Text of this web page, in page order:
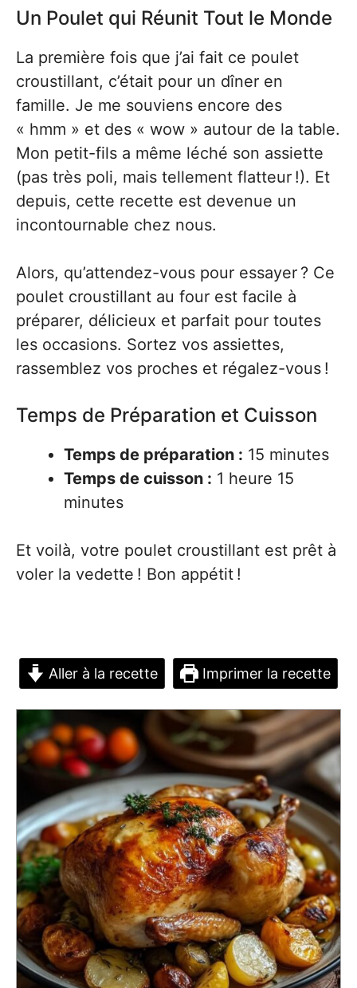
Un Poulet qui Réunit Tout le Monde
La première fois que j’ai fait ce poulet
croustillant, c’était pour un dîner en
famille. Je me souviens encore des
« hmm » et des « wow » autour de la table.
Mon petit-fils a même léché son assiette
(pas très poli, mais tellement flatteur !). Et
depuis, cette recette est devenue un
incontournable chez nous.
Alors, qu’attendez-vous pour essayer ? Ce
poulet croustillant au four est facile à
préparer, délicieux et parfait pour toutes
les occasions. Sortez vos assiettes,
rassemblez vos proches et régalez-vous !
Temps de Préparation et Cuisson
Temps de préparation : 15 minutes
Temps de cuisson : 1 heure 15
minutes
Et voilà, votre poulet croustillant est prêt à
voler la vedette ! Bon appétit !
Aller à la recette Imprimer la recette